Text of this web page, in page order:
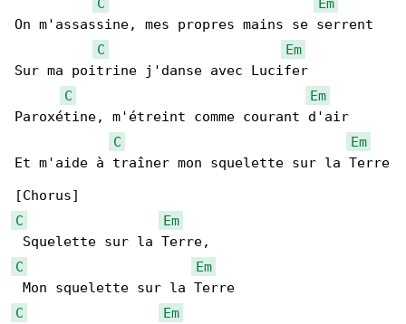
C
Em
On m'assassine, mes propres mains se serrent
C
Em
Sur ma poitrine j'danse avec Lucifer
C
Em
Paroxétine, m'étreint comme courant d'air
C
Em
Et m'aide à traîner mon squelette sur la Terre
C
Em
C
Em
C
Em